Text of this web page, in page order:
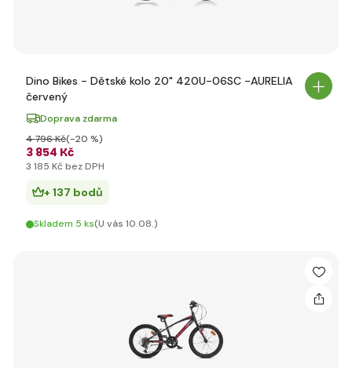
Dino Bikes - Dětské kolo 20" 420U-06SC -AURELIA
červený
Doprava zdarma
3 854 Kč
4 796 Kč(-20 %)
3 185 Kč bez DPH
+ 137 bodů
Skladem 5 ks(U vás 10.08.)